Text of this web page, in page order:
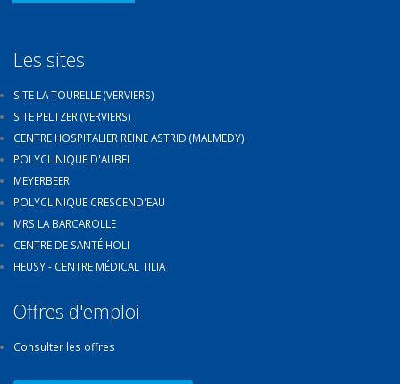
Les sites
SITE LA TOURELLE (VERVIERS)
SITE PELTZER (VERVIERS)
CENTRE HOSPITALIER REINE ASTRID (MALMEDY)
POLYCLINIQUE D'AUBEL
MEYERBEER
POLYCLINIQUE CRESCEND'EAU
MRS LA BARCAROLLE
CENTRE DE SANTÉ HOLI
HEUSY - CENTRE MÉDICAL TILIA
Offres d'emploi
Consulter les offres